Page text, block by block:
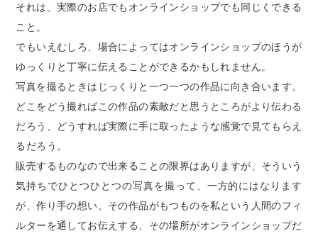
それは、実際のお店でもオンラインショップでも同じくできる
こと。
でもいえむしろ、場合によってはオンラインショップのほうが
ゆっくりと丁寧に伝えることができるかもしれません。
写真を撮るときはじっくりと一つ一つの作品に向き合います。
どこをどう撮ればこの作品の素敵だと思うところがより伝わる
だろう、どうすれば実際に手に取ったような感覚で見てもらえ
るだろう。
販売するものなので出来ることの限界はありますが、そういう
気持ちでひとつひとつの写真を撮って、一方的にはなります
が、作り手の想い、その作品がもつものを私という人間のフィ
ルターを通してお伝えする、その場所がオンラインショップだ